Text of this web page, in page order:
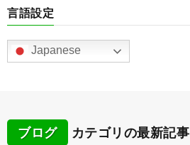
言語設定
Japanese
ブログ カテゴリの最新記事